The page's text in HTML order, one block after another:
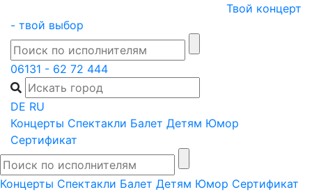
content
Твой концерт
- твой выбор
06131 - 62 72 444
DE RU
Концерты Спектакли Балет Детям Юмор
Сертификат
Концерты Спектакли Балет Детям Юмор Сертификат